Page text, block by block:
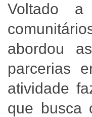
Voltado a
abordou
parcerias
atividade
que busca